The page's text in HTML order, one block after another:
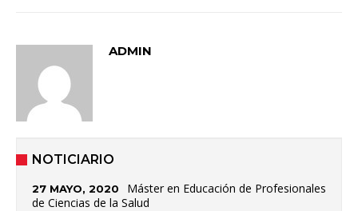
ADMIN
NOTICIARIO
27 MAYO, 2020
Máster en Educación de Profesionales
de Ciencias de la Salud